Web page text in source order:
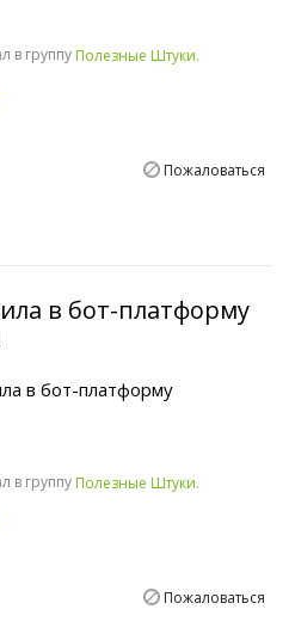
в группу Полезные Штуки.
Пожаловаться
в бот-платформу
в бот-платформу
в группу Полезные Штуки.
Пожаловаться